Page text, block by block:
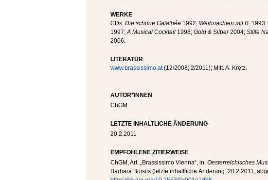
WERKE
CDs: Die schöne Galathée 1992; Weihnachten mit B. 1993;
1997;A Musical Cocktail 1998; Gold & Silber2004; Stille
2006.
LITERATUR
www.brassissimo.at(12/2008; 2/2011); Mitt. A. Kretz.
AUTOR*INNEN
ChGM
LETZTE INHALTLICHE ÄNDERUNG
20.2.2011
EMPFOHLENE ZITIERWEISE
ChGM , Art. „Brassissimo Vienna“, in: Oesterreichisches
Barbara Boisits (letzte inhaltliche Änderung: 20.2.2011,